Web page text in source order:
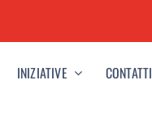
INIZIATIVE CONTATTI